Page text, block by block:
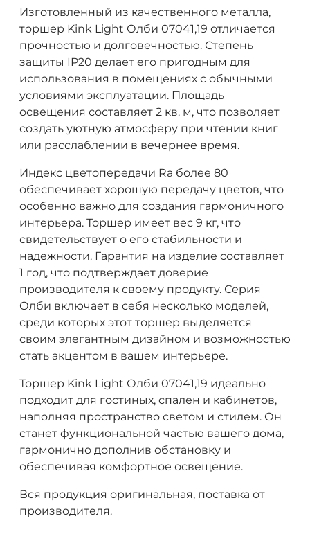
Изготовленный из качественного металла,
торшер Kink Light Олби 07041,19 отличается
прочностью и долговечностью. Степень
защиты IP20 делает его пригодным для
использования в помещениях с обычными
условиями эксплуатации. Площадь
освещения составляет 2 кв. м, что позволяет
создать уютную атмосферу при чтении книг
или расслаблении в вечернее время.
Индекс цветопередачи Ra более 80
обеспечивает хорошую передачу цветов, что
особенно важно для создания гармоничного
интерьера. Торшер имеет вес 9 кг, что
свидетельствует о его стабильности и
надежности. Гарантия на изделие составляет
1 год, что подтверждает доверие
производителя к своему продукту. Серия
Олби включает в себя несколько моделей,
среди которых этот торшер выделяется
своим элегантным дизайном и возможностью
стать акцентом в вашем интерьере.
Торшер Kink Light Олби 07041,19 идеально
подходит для гостиных, спален и кабинетов,
наполняя пространство светом и стилем. Он
станет функциональной частью вашего дома,
гармонично дополнив обстановку и
обеспечивая комфортное освещение.
Вся продукция оригинальная, поставка от
производителя.